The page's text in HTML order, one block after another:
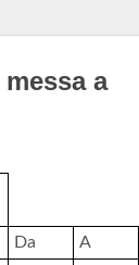
a
Da
A